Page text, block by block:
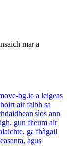
mar a
bg.io a leigeas
air falbh sa
sìos ann
gun fheum air
ga fhàgail
agus